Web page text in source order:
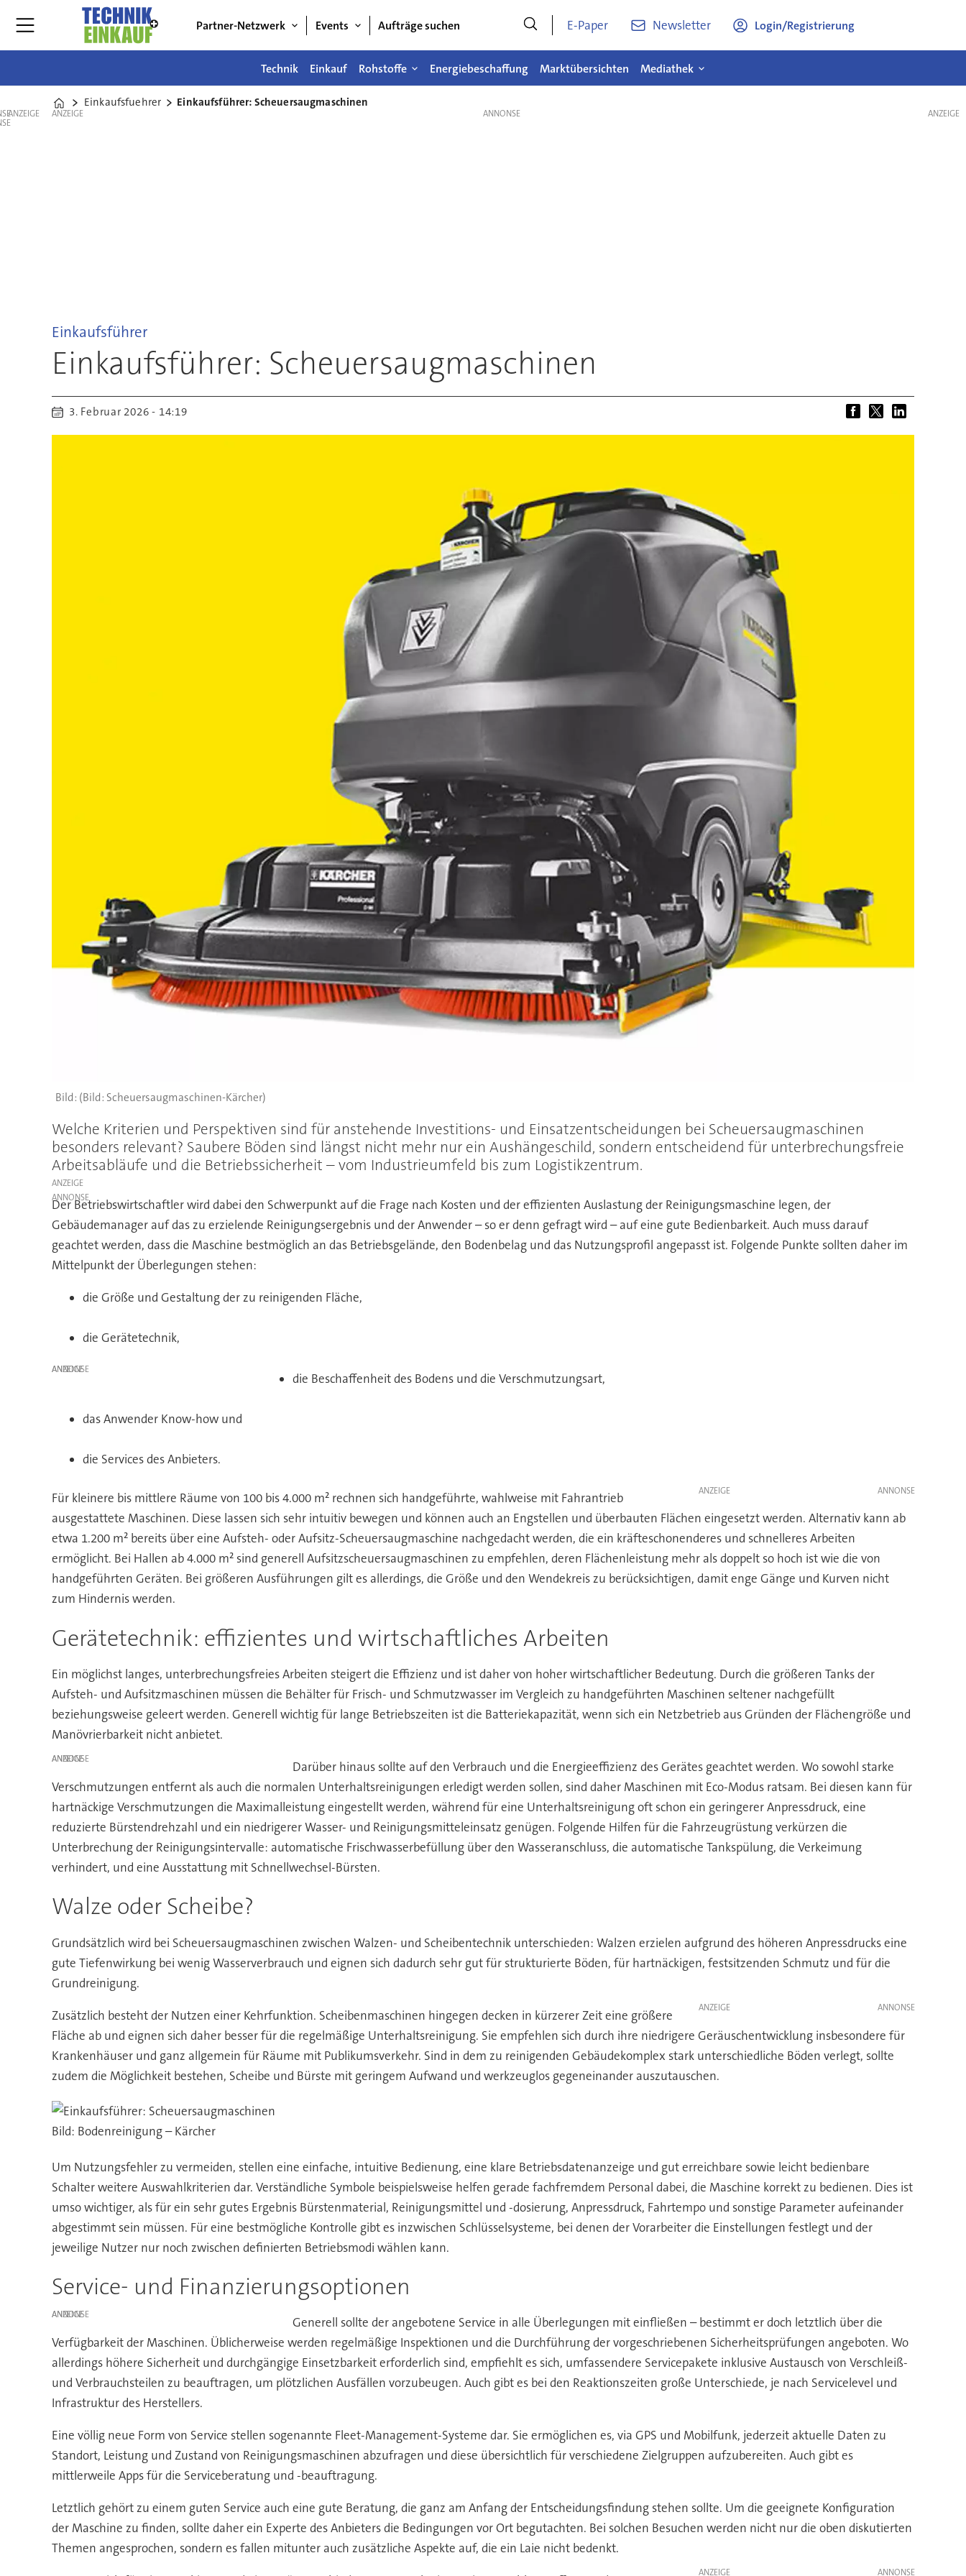
Partner-Netzwerk Events Aufträge suchen E-Paper Newsletter Login/Registrierung
Technik Einkauf Rohstoffe Energiebeschaffung Marktübersichten Mediathek
Home
Einkaufsfuehrer Einkaufsführer: Scheuersaugmaschinen
ANZEIGE ANZEIGE
Einkaufsführer
Einkaufsführer: Scheuersaugmaschinen
3. Februar 2026 - 14:19
(Bild: Scheuersaugmaschinen-Kärcher)
Welche Kriterien und Perspektiven sind für anstehende Investitions- und Einsatzentscheidungen bei Scheuersaugmaschinen
besonders relevant? Saubere Böden sind längst nicht mehr nur ein Aushängeschild, sondern entscheidend für unterbrechungsfreie
Arbeitsabläufe und die Betriebssicherheit – vom Industrieumfeld bis zum Logistikzentrum.
ANZEIGE
Der Betriebswirtschaftler wird dabei den Schwerpunkt auf die Frage nach Kosten und der effizienten Auslastung der Reinigungsmaschine legen, der
Gebäudemanager auf das zu erzielende Reinigungsergebnis und der Anwender – so er denn gefragt wird – auf eine gute Bedienbarkeit. Auch muss darauf
geachtet werden, dass die Maschine bestmöglich an das Betriebsgelände, den Bodenbelag und das Nutzungsprofil angepasst ist. Folgende Punkte sollten daher im
Mittelpunkt der Überlegungen stehen:
die Größe und Gestaltung der zu reinigenden Fläche,
die Gerätetechnik,
ANZEIGE
die Beschaffenheit des Bodens und die Verschmutzungsart,
das Anwender Know-how und
die Services des Anbieters.
ANZEIGE
Für kleinere bis mittlere Räume von 100 bis 4.000 m² rechnen sich handgeführte, wahlweise mit Fahrantrieb
ausgestattete Maschinen. Diese lassen sich sehr intuitiv bewegen und können auch an Engstellen und überbauten Flächen eingesetzt werden. Alternativ kann ab
etwa 1.200 m² bereits über eine Aufsteh- oder Aufsitz-Scheuersaugmaschine nachgedacht werden, die ein kräfteschonenderes und schnelleres Arbeiten
ermöglicht. Bei Hallen ab 4.000 m² sind generell Aufsitzscheuersaugmaschinen zu empfehlen, deren Flächenleistung mehr als doppelt so hoch ist wie die von
handgeführten Geräten. Bei größeren Ausführungen gilt es allerdings, die Größe und den Wendekreis zu berücksichtigen, damit enge Gänge und Kurven nicht
zum Hindernis werden.
Gerätetechnik: effizientes und wirtschaftliches Arbeiten
Ein möglichst langes, unterbrechungsfreies Arbeiten steigert die Effizienz und ist daher von hoher wirtschaftlicher Bedeutung. Durch die größeren Tanks der
Aufsteh- und Aufsitzmaschinen müssen die Behälter für Frisch- und Schmutzwasser im Vergleich zu handgeführten Maschinen seltener nachgefüllt
beziehungsweise geleert werden. Generell wichtig für lange Betriebszeiten ist die Batteriekapazität, wenn sich ein Netzbetrieb aus Gründen der Flächengröße und
Manövrierbarkeit nicht anbietet.
ANZEIGE
Darüber hinaus sollte auf den Verbrauch und die Energieeffizienz des Gerätes geachtet werden. Wo sowohl starke
Verschmutzungen entfernt als auch die normalen Unterhaltsreinigungen erledigt werden sollen, sind daher Maschinen mit Eco-Modus ratsam. Bei diesen kann für
hartnäckige Verschmutzungen die Maximalleistung eingestellt werden, während für eine Unterhaltsreinigung oft schon ein geringerer Anpressdruck, eine
reduzierte Bürstendrehzahl und ein niedrigerer Wasser- und Reinigungsmitteleinsatz genügen. Folgende Hilfen für die Fahrzeugrüstung verkürzen die
Unterbrechung der Reinigungsintervalle: automatische Frischwasserbefüllung über den Wasseranschluss, die automatische Tankspülung, die Verkeimung
verhindert, und eine Ausstattung mit Schnellwechsel-Bürsten.
Walze oder Scheibe?
Grundsätzlich wird bei Scheuersaugmaschinen zwischen Walzen- und Scheibentechnik unterschieden: Walzen erzielen aufgrund des höheren Anpressdrucks eine
gute Tiefenwirkung bei wenig Wasserverbrauch und eignen sich dadurch sehr gut für strukturierte Böden, für hartnäckigen, festsitzenden Schmutz und für die
Grundreinigung.
ANZEIGE
Zusätzlich besteht der Nutzen einer Kehrfunktion. Scheibenmaschinen hingegen decken in kürzerer Zeit eine größere
Fläche ab und eignen sich daher besser für die regelmäßige Unterhaltsreinigung. Sie empfehlen sich durch ihre niedrigere Geräuschentwicklung insbesondere für
Krankenhäuser und ganz allgemein für Räume mit Publikumsverkehr. Sind in dem zu reinigenden Gebäudekomplex stark unterschiedliche Böden verlegt, sollte
zudem die Möglichkeit bestehen, Scheibe und Bürste mit geringem Aufwand und werkzeuglos gegeneinander auszutauschen.
Bild: Bodenreinigung – Kärcher
Um Nutzungsfehler zu vermeiden, stellen eine einfache, intuitive Bedienung, eine klare Betriebsdatenanzeige und gut erreichbare sowie leicht bedienbare
Schalter weitere Auswahlkriterien dar. Verständliche Symbole beispielsweise helfen gerade fachfremdem Personal dabei, die Maschine korrekt zu bedienen. Dies ist
umso wichtiger, als für ein sehr gutes Ergebnis Bürstenmaterial, Reinigungsmittel und -dosierung, Anpressdruck, Fahrtempo und sonstige Parameter aufeinander
abgestimmt sein müssen. Für eine bestmögliche Kontrolle gibt es inzwischen Schlüsselsysteme, bei denen der Vorarbeiter die Einstellungen festlegt und der
jeweilige Nutzer nur noch zwischen definierten Betriebsmodi wählen kann.
Service- und Finanzierungsoptionen
ANZEIGE
Generell sollte der angebotene Service in alle Überlegungen mit einfließen – bestimmt er doch letztlich über die
Verfügbarkeit der Maschinen. Üblicherweise werden regelmäßige Inspektionen und die Durchführung der vorgeschriebenen Sicherheitsprüfungen angeboten. Wo
allerdings höhere Sicherheit und durchgängige Einsetzbarkeit erforderlich sind, empfiehlt es sich, umfassendere Servicepakete inklusive Austausch von Verschleiß-
und Verbrauchsteilen zu beauftragen, um plötzlichen Ausfällen vorzubeugen. Auch gibt es bei den Reaktionszeiten große Unterschiede, je nach Servicelevel und
Infrastruktur des Herstellers.
Eine völlig neue Form von Service stellen sogenannte Fleet-Management-Systeme dar. Sie ermöglichen es, via GPS und Mobilfunk, jederzeit aktuelle Daten zu
Standort, Leistung und Zustand von Reinigungsmaschinen abzufragen und diese übersichtlich für verschiedene Zielgruppen aufzubereiten. Auch gibt es
mittlerweile Apps für die Serviceberatung und -beauftragung.
Letztlich gehört zu einem guten Service auch eine gute Beratung, die ganz am Anfang der Entscheidungsfindung stehen sollte. Um die geeignete Konfiguration
der Maschine zu finden, sollte daher ein Experte des Anbieters die Bedingungen vor Ort begutachten. Bei solchen Besuchen werden nicht nur die oben diskutierten
Themen angesprochen, sondern es fallen mitunter auch zusätzliche Aspekte auf, die ein Laie nicht bedenkt.
ANZEIGE
ANZEIGE